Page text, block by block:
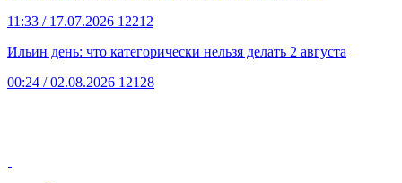
11:33 / 17.07.2026 12212
Ильин день: что категорически нельзя делать 2 августа
00:24 / 02.08.2026 12128